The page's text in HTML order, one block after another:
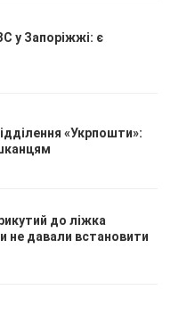
у Запоріжжі: є
«Укрпошти»:
до ліжка
не давали встановити